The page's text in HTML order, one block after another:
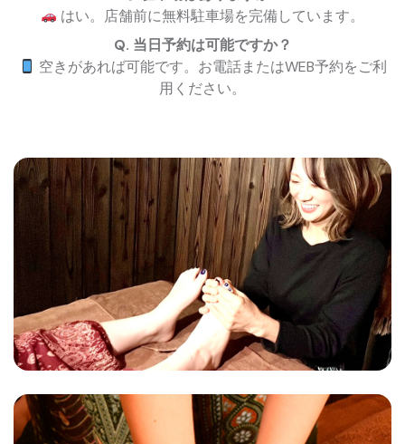
はい。店舗前に無料駐車場を完備しています。
Q. 当日予約は可能ですか？
空きがあれば可能です。お電話またはWEB予約をご利
用ください。